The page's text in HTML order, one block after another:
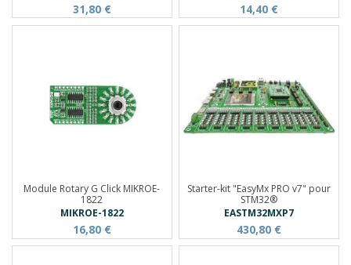
31,80 € 14,40 €
Module Rotary G Click MIKROE-
1822
MIKROE-1822
16,80 €
Starter-kit "EasyMx PRO v7" pour
STM32®
EASTM32MXP7
430,80 €